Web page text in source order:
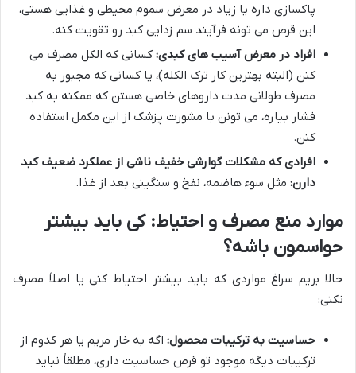
پاکسازی داره یا زیاد در معرض سموم محیطی و غذایی هستی،
این قرص می تونه فرآیند سم زدایی کبد رو تقویت کنه.
افراد در معرض آسیب های کبدی: کسانی که الکل مصرف می
کنن (البته بهترین کار ترک الکله)، یا کسانی که مجبور به
مصرف طولانی مدت داروهای خاصی هستن که ممکنه به کبد
فشار بیاره، می تونن با مشورت پزشک از این مکمل استفاده
کنن.
افرادی که مشکلات گوارشی خفیف ناشی از عملکرد ضعیف کبد
دارن: مثل سوء هاضمه، نفخ و سنگینی بعد از غذا.
موارد منع مصرف و احتیاط: کی باید بیشتر
حواسمون باشه؟
حالا بریم سراغ مواردی که باید بیشتر احتیاط کنی یا اصلاً مصرف
نکنی:
حساسیت به ترکیبات محصول: اگه به خار مریم یا هر کدوم از
ترکیبات دیگه موجود تو قرص حساسیت داری، مطلقاً نباید